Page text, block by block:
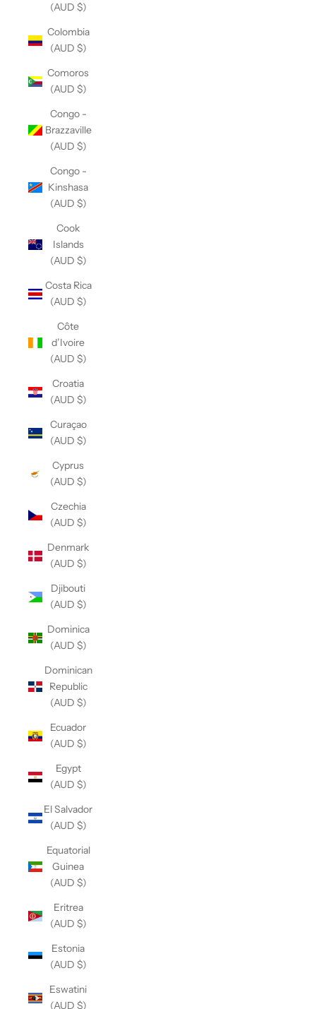
(AUD $)
Colombia
(AUD $)
Comoros
(AUD $)
Congo -
Brazzaville
(AUD $)
Congo -
Kinshasa
(AUD $)
Cook
Islands
(AUD $)
Costa Rica
(AUD $)
Côte
d’Ivoire
(AUD $)
Croatia
(AUD $)
Curaçao
(AUD $)
Cyprus
(AUD $)
Czechia
(AUD $)
Denmark
(AUD $)
Djibouti
(AUD $)
Dominica
(AUD $)
Dominican
Republic
(AUD $)
Ecuador
(AUD $)
Egypt
(AUD $)
El Salvador
(AUD $)
Equatorial
Guinea
(AUD $)
Eritrea
(AUD $)
Estonia
(AUD $)
Eswatini
(AUD $)